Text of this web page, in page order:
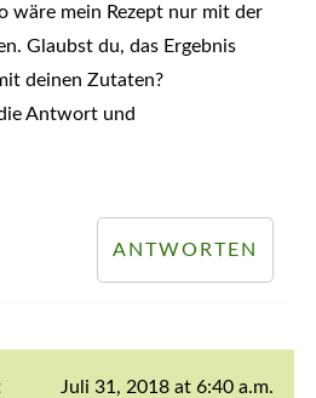
wäre mein Rezept nur mit der
Glaubst du, das Ergebnis
deinen Zutaten?
Antwort und
ANTWORTEN
Juli 31, 2018 at 6:40 a.m.